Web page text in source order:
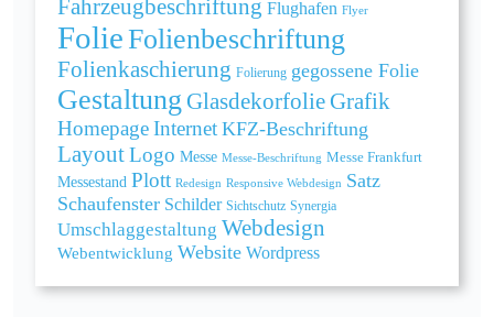
Fahrzeugbeschriftung Flughafen Flyer
FolieFolienbeschriftung
Folienkaschierung Folierung gegossene Folie
Gestaltung Glasdekorfolie Grafik
HomepageInternet KFZ-Beschriftung
LayoutLogo Messe Messe-Beschriftung Messe Frankfurt
Messestand Plott Redesign Responsive Webdesign Satz
Schaufenster Schilder Sichtschutz Synergia
Umschlaggestaltung Webdesign
Webentwicklung Website Wordpress